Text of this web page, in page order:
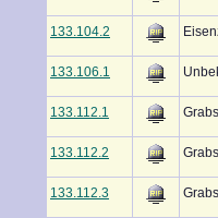
133.104.2
133.106.1
133.112.1
133.112.2
133.112.3